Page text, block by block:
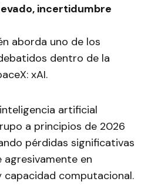
incertidumbre
aborda uno de los
dentro de la
xAI.
artificial
a principios de 2026
pérdidas significativas
en
computacional.